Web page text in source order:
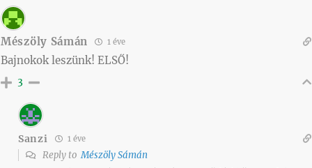
Mészöly Sámán 1 éve
Bajnokok leszünk! ELSŐ!
3
Sanzi 1 éve
Reply toMészöly Sámán